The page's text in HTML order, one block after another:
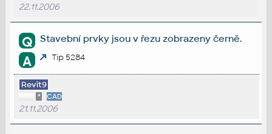
22.11.2006
Q Stavební prvky jsou v řezu zobrazeny černě.
A Tip 5284
Revit9
* CAD
21.11.2006